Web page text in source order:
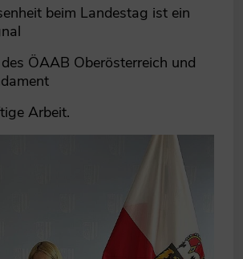
beim Landestag ist ein
ÖAAB Oberösterreich und
Arbeit.